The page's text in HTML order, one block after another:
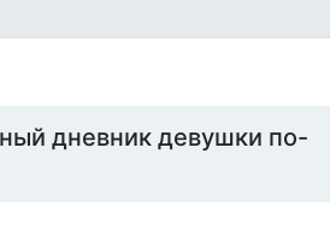
дневник девушки по-